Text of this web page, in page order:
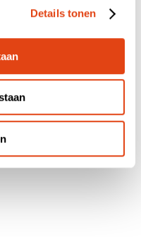
Details tonen
the platform, how